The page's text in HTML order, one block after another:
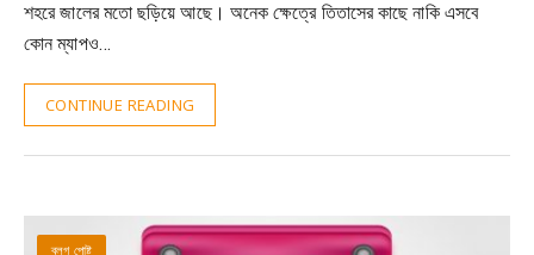
শহরে জালের মতো ছড়িয়ে আছে। অনেক ক্ষেত্রে তিতাসের কাছে নাকি এসবে
কোন ম্যাপও…
CONTINUE READING
ব্লগ পোষ্ট